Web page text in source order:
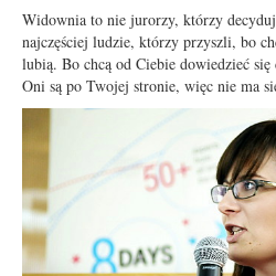
Widownia to nie jurorzy, którzy
najczęściej ludzie, którzy przyszli, bo
lubią. Bo chcą od Ciebie dowiedzieć
Oni są po Twojej stronie, więc nie ma